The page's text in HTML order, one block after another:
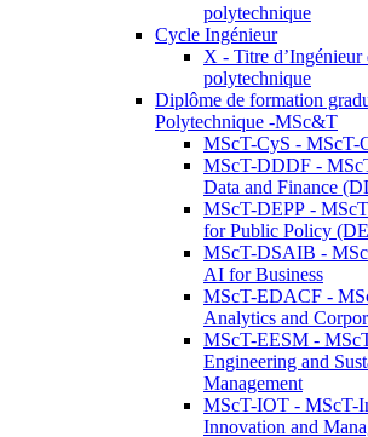
polytechnique
Cycle Ingénieur
X - Titre d’Ingénieur
polytechnique
Diplôme de formation
Polytechnique -MSc&T
MScT-CyS - MScT-
MScT-DDDF -
Data and Finance
MScT-DEPP -
for Public Policy
MScT-DSAIB -
AI for Business
MScT-EDACF -
Analytics and
MScT-EESM -
Engineering and
Management
MScT-IOT - MScT-
Innovation and